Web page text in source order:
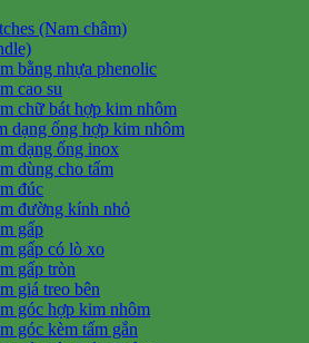
(Nam châm)
bằng nhựa phenolic
cao su
chữ bát hợp kim nhôm
dạng ống hợp kim nhôm
dạng ống inox
dùng cho tấm
đúc
đường kính nhỏ
gấp
gấp có lò xo
gấp tròn
giá treo bên
góc hợp kim nhôm
góc kèm tấm gắn